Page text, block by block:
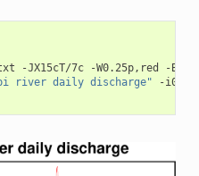
-JX15cT/7c -W0.25p,red
-Bxaf
river daily discharge"
-